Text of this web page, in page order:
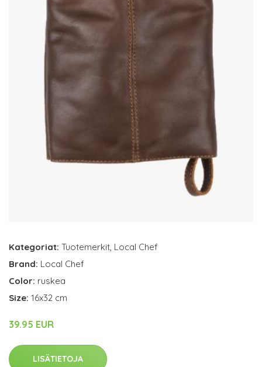
Kategoriat: Tuotemerkit, Local Chef
Brand: Local Chef
Color: ruskea
Size: 16x32 cm
39.95 EUR
LISÄTIETOJA